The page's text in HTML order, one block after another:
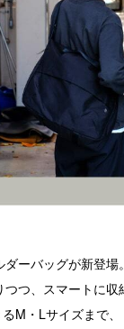
ーバッグが新登場。
つ、スマートに収
M・Lサイズまで、